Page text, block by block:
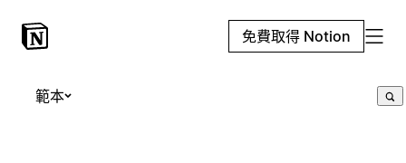
免費取得 Notion
範本